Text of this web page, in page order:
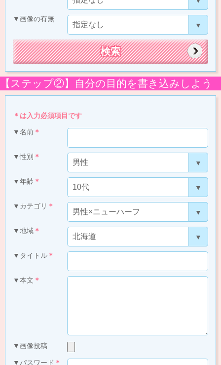
▼画像の有無
【ステップ②】自分の目的を書き込みしよう
＊は入力必須項目です
▼名前 ＊
▼性別 ＊
▼年齢 ＊
▼カテゴリ ＊
▼地域 ＊
▼タイトル ＊
▼本文 ＊
▼画像投稿
▼パスワード ＊